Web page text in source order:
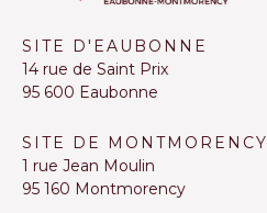
SITE D'EAUBONNE
14 rue de Saint Prix
95 600 Eaubonne
SITE DE MONTMORENCY
1 rue Jean Moulin
95 160 Montmorency